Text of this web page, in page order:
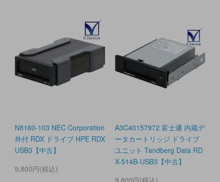
N8160-103 NEC Corporation
外付 RDX ドライブ HPE RDX
USB3【中古】
9,800円(税込)
A3C40157972 富士通 内蔵デ
ータカートリッジ ドライブ
ユニット Tandberg Data RD
X-514B-USB3【中古】
9,800円(税込)